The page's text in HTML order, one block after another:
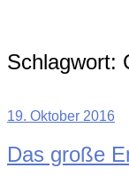
Schlagwort:
19. Oktober 2016
Das große